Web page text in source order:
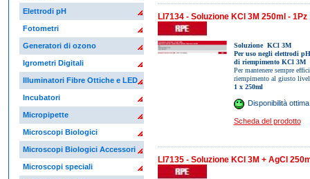
Elettrodi pH
Fotometri
Generatori di ozono
Igrometri Digitali
Illuminatori Fibre Ottiche e LED
Incubatori
Micropipette
Microscopi Biologici
Microscopi Biologici Accessori
Microscopi speciali
LI7134 - Soluzione KCl 3M 250ml - 1Pz
Soluzione KCl 3M
Per uso negli elettrodi
di riempimento KCl 3M
Per mantenere sempre
riempimento al giusto
1 x 250ml
Disponibilità ottima
Scheda del prodotto
LI7135 - Soluzione KCl 3M + AgCl